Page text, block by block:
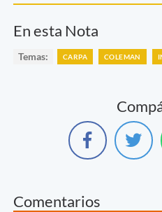
En esta Nota
Temas: CARPA COLEMAN
Comentarios